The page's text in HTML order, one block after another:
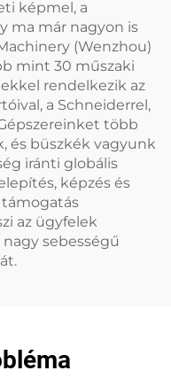
képmel, a
ma már nagyon is
(Wenzhou)
mint 30 műszaki
rendelkezik az
a Schneiderrel,
több
és büszkék vagyunk
iránti globális
képzés és
az ügyfelek
sebességű